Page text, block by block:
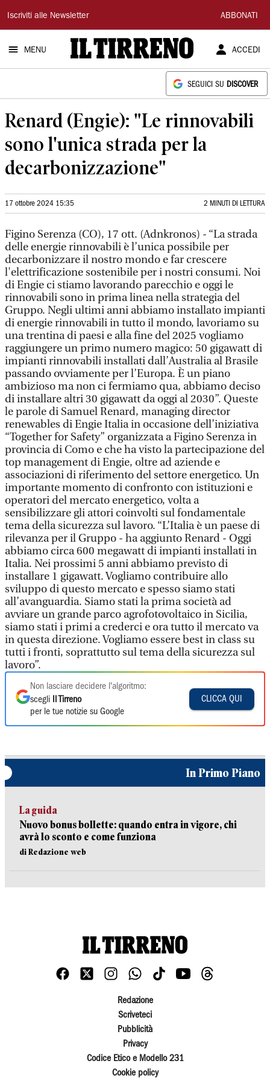
Il
Tirreno
Iscriviti alle Newsletter ABBONATI
MENU ACCEDI
SEGUICI SU DISCOVER
Renard (Engie): "Le rinnovabili
sono l'unica strada per la
decarbonizzazione"
17 ottobre 2024 15:35 2 MINUTI DI LETTURA
Figino Serenza (CO), 17 ott. (Adnkronos) - “La strada
delle energie rinnovabili è l’unica possibile per
decarbonizzare il nostro mondo e far crescere
l'elettrificazione sostenibile per i nostri consumi. Noi
di Engie ci stiamo lavorando parecchio e oggi le
rinnovabili sono in prima linea nella strategia del
Gruppo. Negli ultimi anni abbiamo installato impianti
di energie rinnovabili in tutto il mondo, lavoriamo su
una trentina di paesi e alla fine del 2025 vogliamo
raggiungere un primo numero magico: 50 gigawatt di
impianti rinnovabili installati dall’Australia al Brasile
passando ovviamente per l’Europa. È un piano
ambizioso ma non ci fermiamo qua, abbiamo deciso
di installare altri 30 gigawatt da oggi al 2030”. Queste
le parole di Samuel Renard, managing director
renewables di Engie Italia in occasione dell’iniziativa
“Together for Safety” organizzata a Figino Serenza in
provincia di Como e che ha visto la partecipazione del
top management di Engie, oltre ad aziende e
associazioni di riferimento del settore energetico. Un
importante momento di confronto con istituzioni e
operatori del mercato energetico, volta a
sensibilizzare gli attori coinvolti sul fondamentale
tema della sicurezza sul lavoro. “L’Italia è un paese di
rilevanza per il Gruppo - ha aggiunto Renard - Oggi
abbiamo circa 600 megawatt di impianti installati in
Italia. Nei prossimi 5 anni abbiamo previsto di
installare 1 gigawatt. Vogliamo contribuire allo
sviluppo di questo mercato e spesso siamo stati
all’avanguardia. Siamo stati la prima società ad
avviare un grande parco agrofotovoltaico in Sicilia,
siamo stati i primi a crederci e ora tutto il mercato va
in questa direzione. Vogliamo essere best in class su
tutti i fronti, soprattutto sul tema della sicurezza sul
lavoro”.
Non lasciare decidere l'algoritmo:
scegli
Il Tirreno
per le tue notizie su Google
CLICCA QUI
In Primo Piano
La guida
Nuovo bonus bollette: quando entra in vigore, chi
avrà lo sconto e come funziona
di Redazione web
Redazione
Scriveteci
Pubblicità
Privacy
Codice Etico e Modello 231
Cookie policy